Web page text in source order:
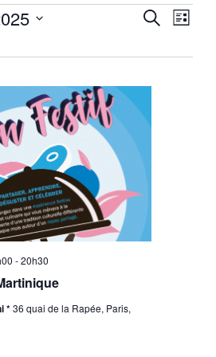
et
de
Recherche
Liste
-20h30
*36 quai de la Rapée, Paris,